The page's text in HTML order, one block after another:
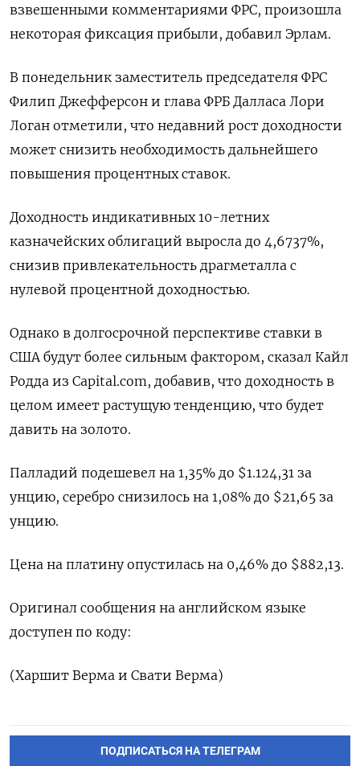
взвешенными комментариями ФРС, произошла
некоторая фиксация прибыли, добавил Эрлам.
В понедельник заместитель председателя ФРС
Филип Джефферсон и глава ФРБ Далласа Лори
Логан отметили, что недавний рост доходности
может снизить необходимость дальнейшего
повышения процентных ставок.
Доходность индикативных 10-летних
казначейских облигаций выросла до 4,6737%,
снизив привлекательность драгметалла с
нулевой процентной доходностью.
Однако в долгосрочной перспективе ставки в
США будут более сильным фактором, сказал Кайл
Родда из Capital.com, добавив, что доходность в
целом имеет растущую тенденцию, что будет
давить на золото.
Палладий подешевел на 1,35% до $1.124,31​​ за
унцию, серебро снизилось на 1,08% до $21,65​ за
унцию.
Цена на платину опустилась на 0,46% до $882,13.
Оригинал сообщения на английском языке
доступен по коду:
(Харшит Верма и Свати Верма)
ПОДПИСАТЬСЯ НА ТЕЛЕГРАМ